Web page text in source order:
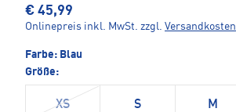
€ 45,99
Onlinepreis inkl. MwSt. zzgl. Versandkosten
Farbe: Blau
Größe:
XS S M